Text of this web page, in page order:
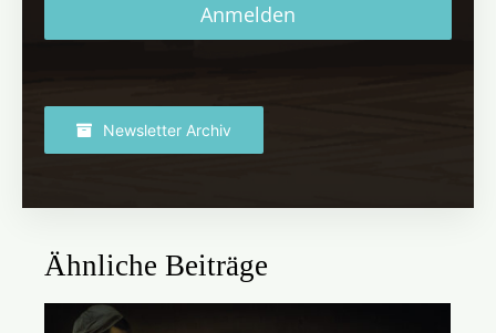
Anmelden
Newsletter Archiv
Ähnliche Beiträge